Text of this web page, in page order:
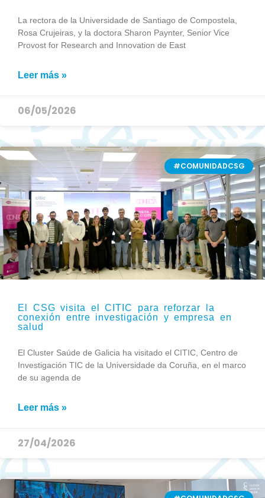
La rectora de la Universidade de Santiago de Compostela,
Rosa Crujeiras, y la doctora Sharon Paynter, Senior Vice
Provost for Research and Innovation de East
Leer más »
06/05/2026
#COMUNIDADCSG
El CSG visita el CITIC para reforzar la
conexión entre investigación y empresa en
salud
El Cluster Saúde de Galicia ha visitado el CITIC, Centro de
Investigación TIC de la Universidade da Coruña, en el marco
de su agenda de
Leer más »
27/04/2026